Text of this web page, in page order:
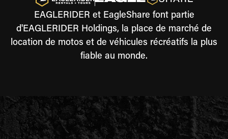
EAGLERIDER et EagleShare font partie
d'EAGLERIDER Holdings, la place de marché de
location de motos et de véhicules récréatifs la plus
fiable au monde.